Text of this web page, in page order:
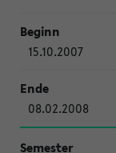
15.10.2007
08.02.2008